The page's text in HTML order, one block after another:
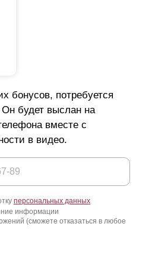
просматривается, но участок
посторонних глаз;
солнечный свет и обеспечивает
воздуха на участке, что
влажность почвы;
у модели снижена,
даже сильные ветровые
конструкции из металла,
установки мощных опорных
стальных листов и
бонусов, потребуется
Он будет выслан на
вместе с
в видео.
персональных данных
информации
(сможете отказаться в любое